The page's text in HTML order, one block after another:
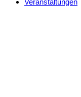
Veranstaltungen